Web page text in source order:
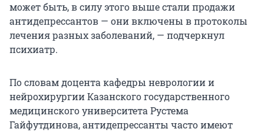
может быть, в силу этого выше стали продажи
антидепрессантов — они включены в протоколы
лечения разных заболеваний, — подчеркнул
психиатр.
По словам доцента кафедры неврологии и
нейрохирургии Казанского государственного
медицинского университета Рустема
Гайфутдинова, антидепрессанты часто имеют